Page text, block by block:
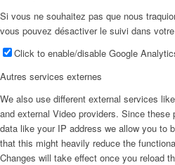
Si vous ne souhaitez pas que nous
vous pouvez désactiver le suivi dans
Click to enable/disable Google
Autres services externes
We also use different external services
and external Video providers. Since
data like your IP address we allow you to
that this might heavily reduce the
Changes will take effect once you reload